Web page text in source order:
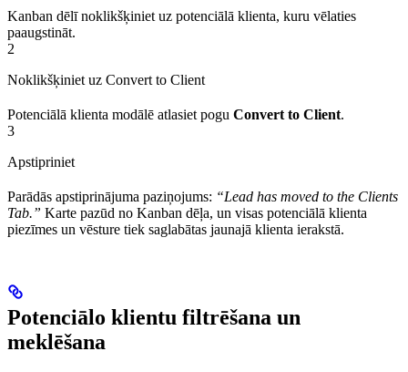
Kanban dēlī noklikšķiniet uz potenciālā klienta, kuru vēlaties
paaugstināt.
2
Noklikšķiniet uz Convert to Client
Potenciālā klienta modālē atlasiet pogu Convert to Client.
3
Apstipriniet
Parādās apstiprinājuma paziņojums: “Lead has moved to the Clients
Tab.” Karte pazūd no Kanban dēļa, un visas potenciālā klienta
piezīmes un vēsture tiek saglabātas jaunajā klienta ierakstā.
Potenciālo klientu filtrēšana un
meklēšana